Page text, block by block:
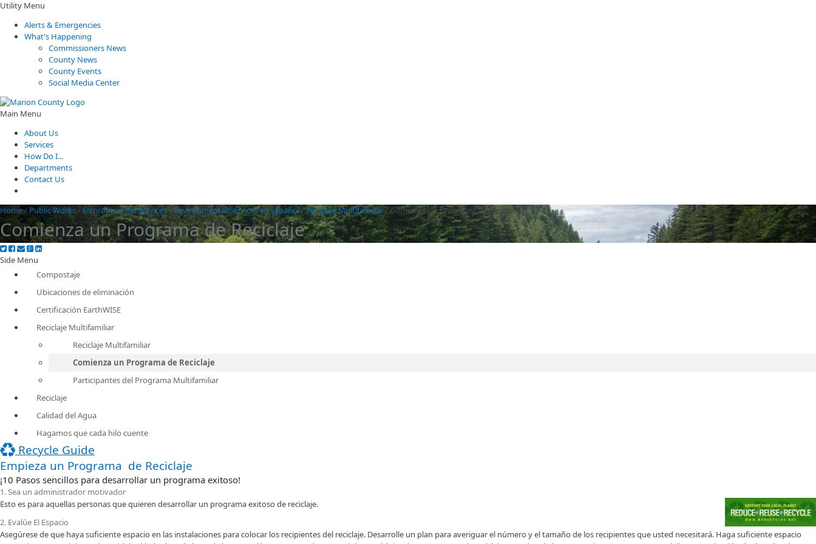
Utility Menu
Alerts & Emergencies
What's Happening
Commissioners News
County News
County Events
Social Media Center
Main Menu
About Us
Services
How Do I...
Departments
Contact Us
Home/ Public Works/ Environmental Services/Environmental Services en Español/Reciclaje Multifamiliar/Comienza un Programa de Reciclaje
Comienza un Programa de Reciclaje
Side Menu
Compostaje
Ubicaciones de eliminación
Certificación EarthWISE
Reciclaje Multifamiliar
Reciclaje Multifamiliar
Comienza un Programa de Reciclaje
Participantes del Programa Multifamiliar
Reciclaje
Calidad del Agua
Hagamos que cada hilo cuente
Recycle Guide
Empieza​ un Programa de Reciclaje
¡10 Pasos sencillos para desarrollar un programa exitoso!
1. Sea un administrador motivador
Esto es para aquellas personas que quieren desarrollar un programa exitoso de reciclaje.
2. ​Evalúe El Espacio​
Asegúrese de que haya suficiente espacio en las instalaciones para colocar los recipientes del reciclaje. Desarrolle un plan para averiguar el número y el tamaño de los recipientes que usted necesitará. Haga suficiente espacio